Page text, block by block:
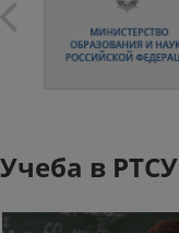
Учеба в РТСУ